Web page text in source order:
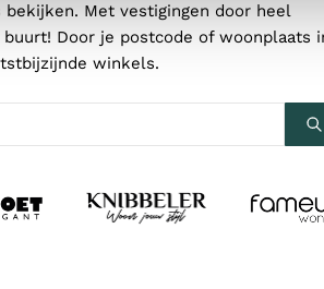
Met vestigingen door heel
Door je postcode of woonplaats
winkels.